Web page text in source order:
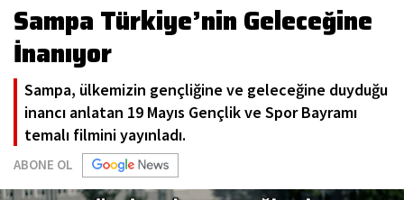
Sampa Türkiye’nin Geleceğine
İnanıyor
Sampa, ülkemizin gençliğine ve geleceğine duyduğu
inancı anlatan 19 Mayıs Gençlik ve Spor Bayramı
temalı filmini yayınladı.
ABONE OL